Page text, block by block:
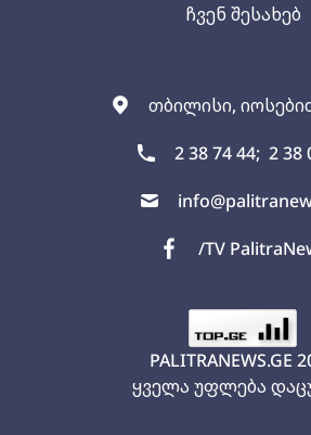
თბილისი,
2 38 74 44; 2 38
/TV
ჩვენ შესახებ
PALITRANEWS.GE
ყველა უფლება